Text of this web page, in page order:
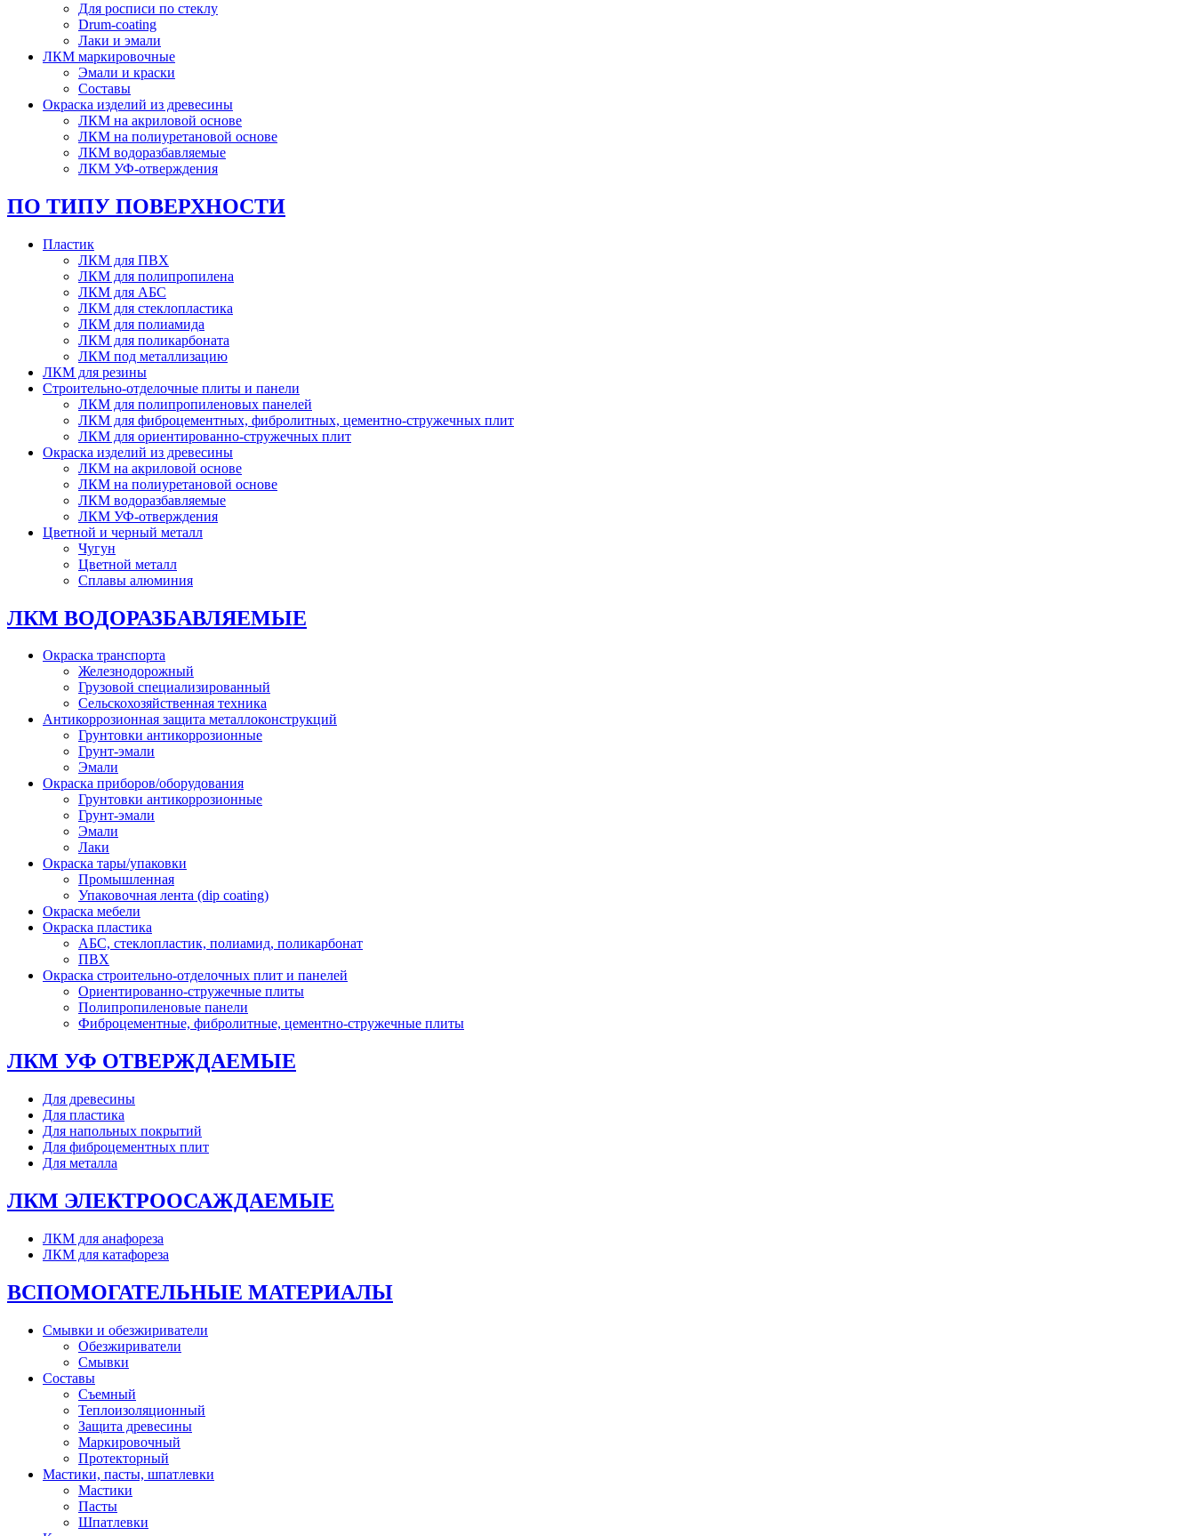
Для росписи по стеклу
Drum-coating
Лаки и эмали
ЛКМ маркировочные
Эмали и краски
Составы
Окраска изделий из древесины
ЛКМ на акриловой основе
ЛКМ на полиуретановой основе
ЛКМ водоразбавляемые
ЛКМ УФ-отверждения
ПО ТИПУ ПОВЕРХНОСТИ
Пластик
ЛКМ для ПВХ
ЛКМ для полипропилена
ЛКМ для АБС
ЛКМ для стеклопластика
ЛКМ для полиамида
ЛКМ для поликарбоната
ЛКМ под металлизацию
ЛКМ для резины
Строительно-отделочные плиты и панели
ЛКМ для полипропиленовых панелей
ЛКМ для фиброцементных, фибролитных, цементно-стружечных плит
ЛКМ для ориентированно-стружечных плит
Окраска изделий из древесины
ЛКМ на акриловой основе
ЛКМ на полиуретановой основе
ЛКМ водоразбавляемые
ЛКМ УФ-отверждения
Цветной и черный металл
Чугун
Цветной металл
Сплавы алюминия
ЛКМ ВОДОРАЗБАВЛЯЕМЫЕ
Окраска транспорта
Железнодорожный
Грузовой специализированный
Сельскохозяйственная техника
Антикоррозионная защита металлоконструкций
Грунтовки антикоррозионные
Грунт-эмали
Эмали
Окраска приборов/оборудования
Грунтовки антикоррозионные
Грунт-эмали
Эмали
Лаки
Окраска тары/упаковки
Промышленная
Упаковочная лента (dip coating)
Окраска мебели
Окраска пластика
АБС, стеклопластик, полиамид, поликарбонат
ПВХ
Окраска строительно-отделочных плит и панелей
Ориентированно-стружечные плиты
Полипропиленовые панели
Фиброцементные, фибролитные, цементно-стружечные плиты
ЛКМ УФ ОТВЕРЖДАЕМЫЕ
Для древесины
Для пластика
Для напольных покрытий
Для фиброцементных плит
Для металла
ЛКМ ЭЛЕКТРООСАЖДАЕМЫЕ
ЛКМ для анафореза
ЛКМ для катафореза
ВСПОМОГАТЕЛЬНЫЕ МАТЕРИАЛЫ
Смывки и обезжириватели
Обезжириватели
Смывки
Составы
Съемный
Теплоизоляционный
Защита древесины
Маркировочный
Протекторный
Мастики, пасты, шпатлевки
Мастики
Пасты
Шпатлевки